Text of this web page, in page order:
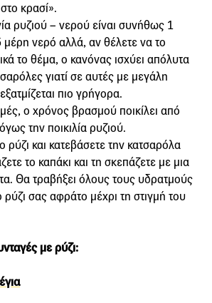
κρασί».
ρυζιού – νερού είναι συνήθως 1
μέρη νερό αλλά, αν θέλετε να το
το θέμα, ο κανόνας ισχύει απόλυτα
γιατί σε αυτές με μεγάλη
πιο γρήγορα.
ο χρόνος βρασμού ποικίλει από
την ποικιλία ρυζιού.
και κατεβάσετε την κατσαρόλα
το καπάκι και τη σκεπάζετε με μια
Θα τραβήξει όλους τους υδρατμούς
ρύζι σας αφράτο μέχρι τη στιγμή του
με ρύζι: